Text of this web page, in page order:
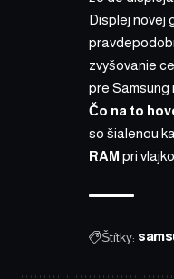
Displej novej
zvyšovanie
pre Samsung
Čo na to
so šialenou
RAM pri
Štítky: